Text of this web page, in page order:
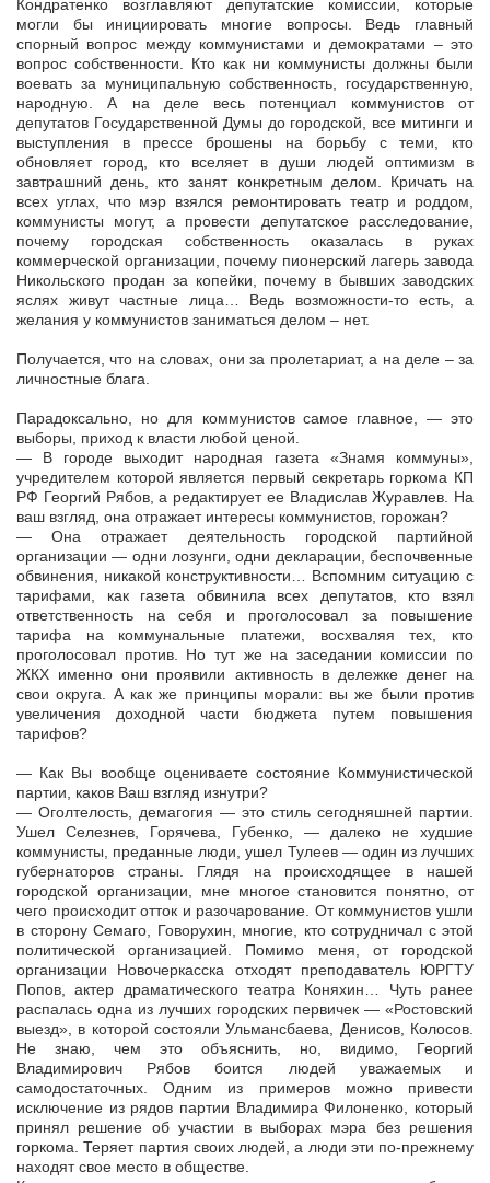
Кондратенко возглавляют депутатские комиссии, которые
могли бы инициировать многие вопросы. Ведь главный
спорный вопрос между коммунистами и демократами – это
вопрос собственности. Кто как ни коммунисты должны были
воевать за муниципальную собственность, государственную,
народную. А на деле весь потенциал коммунистов от
депутатов Государственной Думы до городской, все митинги и
выступления в прессе брошены на борьбу с теми, кто
обновляет город, кто вселяет в души людей оптимизм в
завтрашний день, кто занят конкретным делом. Кричать на
всех углах, что мэр взялся ремонтировать театр и роддом,
коммунисты могут, а провести депутатское расследование,
почему городская собственность оказалась в руках
коммерческой организации, почему пионерский лагерь завода
Никольского продан за копейки, почему в бывших заводских
яслях живут частные лица… Ведь возможности-то есть, а
желания у коммунистов заниматься делом – нет.
Получается, что на словах, они за пролетариат, а на деле – за
личностные блага.
Парадоксально, но для коммунистов самое главное, — это
выборы, приход к власти любой ценой.
— В городе выходит народная газета «Знамя коммуны»,
учредителем которой является первый секретарь горкома КП
РФ Георгий Рябов, а редактирует ее Владислав Журавлев. На
ваш взгляд, она отражает интересы коммунистов, горожан?
— Она отражает деятельность городской партийной
организации — одни лозунги, одни декларации, беспочвенные
обвинения, никакой конструктивности… Вспомним ситуацию с
тарифами, как газета обвинила всех депутатов, кто взял
ответственность на себя и проголосовал за повышение
тарифа на коммунальные платежи, восхваляя тех, кто
проголосовал против. Но тут же на заседании комиссии по
ЖКХ именно они проявили активность в дележке денег на
свои округа. А как же принципы морали: вы же были против
увеличения доходной части бюджета путем повышения
тарифов?
— Как Вы вообще оцениваете состояние Коммунистической
партии, каков Ваш взгляд изнутри?
— Оголтелость, демагогия — это стиль сегодняшней партии.
Ушел Селезнев, Горячева, Губенко, — далеко не худшие
коммунисты, преданные люди, ушел Тулеев — один из лучших
губернаторов страны. Глядя на происходящее в нашей
городской организации, мне многое становится понятно, от
чего происходит отток и разочарование. От коммунистов ушли
в сторону Семаго, Говорухин, многие, кто сотрудничал с этой
политической организацией. Помимо меня, от городской
организации Новочеркасска отходят преподаватель ЮРГТУ
Попов, актер драматического театра Коняхин… Чуть ранее
распалась одна из лучших городских первичек — «Ростовский
выезд», в которой состояли Ульмансбаева, Денисов, Колосов.
Не знаю, чем это объяснить, но, видимо, Георгий
Владимирович Рябов боится людей уважаемых и
самодостаточных. Одним из примеров можно привести
исключение из рядов партии Владимира Филоненко, который
принял решение об участии в выборах мэра без решения
горкома. Теряет партия своих людей, а люди эти по-прежнему
находят свое место в обществе.